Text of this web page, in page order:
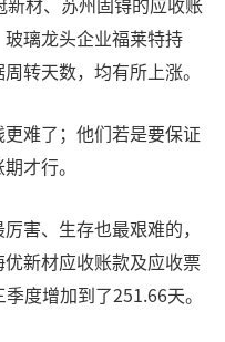
璃龙头企业福莱特持
转天数，均有所上涨。
难了；他们若是要保证
才行。
害、生存也最艰难的，
新材应收账款及应收票
度增加到了251.66天。